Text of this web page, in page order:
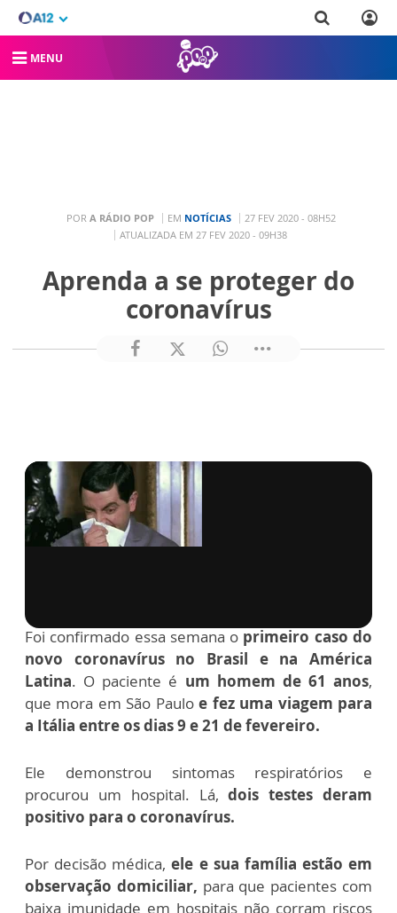
MENU
POR A RÁDIO POP EM NOTÍCIAS
27 FEV 2020 - 08H52
ATUALIZADA EM 27 FEV 2020 - 09H38
Aprenda a se proteger do
coronavírus
Foi confirmado essa semana o primeiro caso do
novo coronavírus no Brasil e na América
Latina. O paciente é um homem de 61 anos,
que mora em São Pauloe fez uma viagem para
a Itália entre os dias 9 e 21 de fevereiro.
Ele demonstrou sintomas respiratórios e
procurou um hospital. Lá,dois testes deram
positivo para o coronavírus.
Por decisão médica,ele e sua família estão em
observação domiciliar, para que pacientes com
baixa imunidade em hospitais não corram riscos